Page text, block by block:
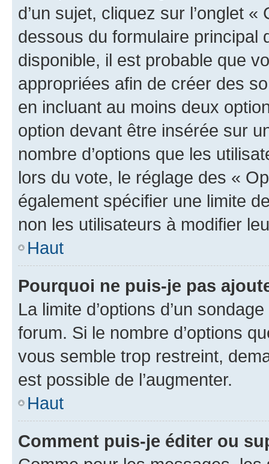
d’un sujet, cliquez sur l’onglet
dessous du formulaire principal
disponible, il est probable que
appropriées afin de créer des
en incluant au moins deux
option devant être insérée sur
nombre d’options que les
lors du vote, le réglage des «
également spécifier une limite
non les utilisateurs à modifier
Haut
Pourquoi ne puis-je pas
La limite d’options d’un
forum. Si le nombre d’options
vous semble trop restreint,
est possible de l’augmenter.
Haut
Comment puis-je éditer ou